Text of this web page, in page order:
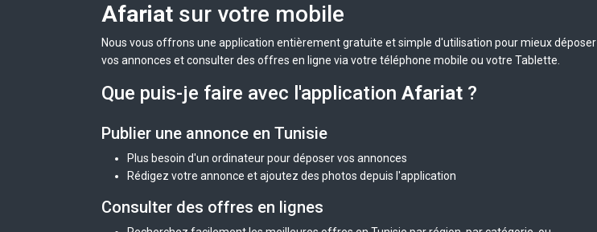
Afariat sur votre mobile
Nous vous offrons une application entièrement gratuite et simple d'utilisation pour mieux déposer
vos annonces et consulter des offres en ligne via votre téléphone mobile ou votre Tablette.
Que puis-je faire avec l'application Afariat ?
Publier une annonce en Tunisie
Plus besoin d'un ordinateur pour déposer vos annonces
Rédigez votre annonce et ajoutez des photos depuis l'application
Consulter des offres en lignes